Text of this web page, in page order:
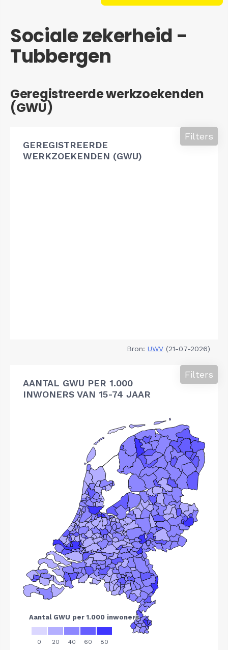
Sociale zekerheid -
Tubbergen
Geregistreerde werkzoekenden
(GWU)
GEREGISTREERDE
WERKZOEKENDEN (GWU)
Filters
Bron: UWV (21-07-2026)
AANTAL GWU PER 1.000
INWONERS VAN 15-74 JAAR
Filters